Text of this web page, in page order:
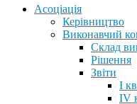
Асоціація
Керівництво
Виконавчий
Склад
Рішення
Звіти
I
IV